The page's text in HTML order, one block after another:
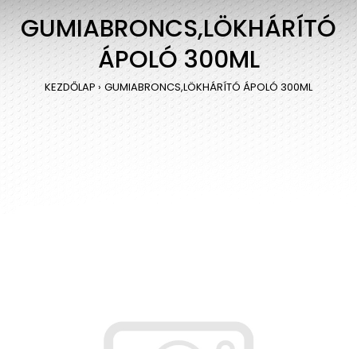
GUMIABRONCS,LÖKHÁRÍTÓ
ÁPOLÓ 300ML
KEZDŐLAP GUMIABRONCS,LÖKHÁRÍTÓ ÁPOLÓ 300ML